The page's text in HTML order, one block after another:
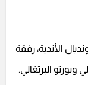
الأندية، رفقة
وبورتو البرتغالي.